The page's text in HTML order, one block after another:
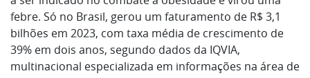
febre. Só no Brasil, gerou um faturamento de R$ 3,1
bilhões em 2023, com taxa média de crescimento de
39% em dois anos, segundo dados da IQVIA,
multinacional especializada em informações na área de